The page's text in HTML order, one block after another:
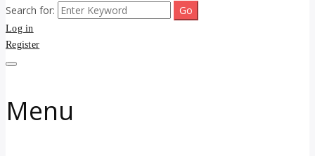
รับประกาศ รับจ้างโพสขาย
บ้าน ราคาถูก อสังหา ติดกู
รับจ้าง โพสอสังหา.com
รับจ้างโพสขายบ้าน ราคาถูก ประกาศ ขายอสังหา โฆษณา ไม่มีค่านาย
หน้า โพสอสังหา รับจ้างโพสขายบ้านบริการ รับจ้างโพสอสังหา ราคาถูก
ขายบ้าน ขายที่ดิน เว็บประกาศ โพส โฆษณา ลงประกาศฟรี
Search for:
Log in
Register
Menu